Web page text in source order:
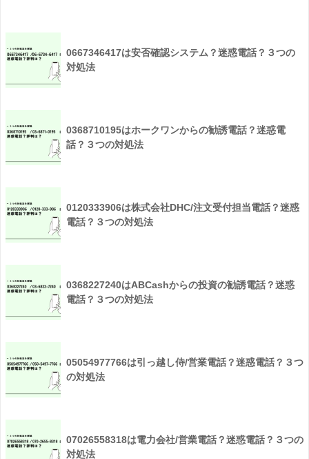
0667346417は安否確認システム？迷惑電話？３つの
対処法
0368710195はホークワンからの勧誘電話？迷惑電
話？３つの対処法
0120333906は株式会社DHC/注文受付担当電話？迷惑
電話？３つの対処法
0368227240はABCashからの投資の勧誘電話？迷惑
電話？３つの対処法
05054977766は引っ越し侍/営業電話？迷惑電話？３つ
の対処法
07026558318は電力会社/営業電話？迷惑電話？３つの
対処法